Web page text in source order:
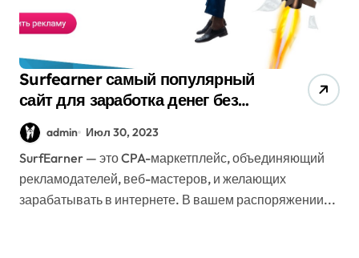
Surfearner самый популярный
сайт для заработка денег без
вложений
admin Июл 30, 2023
SurfEarner — это CPA-маркетплейс, объединяющий
рекламодателей, веб-мастеров, и желающих
зарабатывать в интернете. В вашем распоряжении...